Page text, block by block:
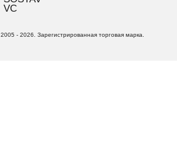
VC
2005 - 2026. Зарегистрированная торговая марка.